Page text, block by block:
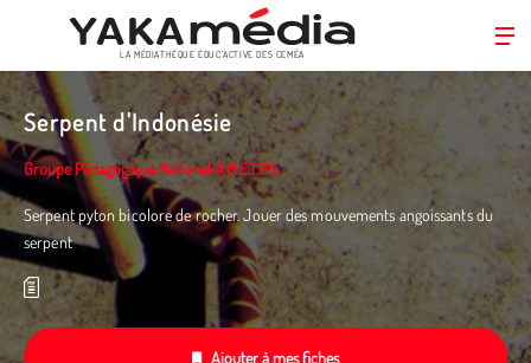
Aller
au
contenu
principal
LA MÉDIATHÈQUE ÉDUC’ACTIVE DES CEMÉA
Serpent d'Indonésie
Groupe Pédagogique National A.M.E.T.P.S.
Serpent pyton bicolore de rocher. Jouer des mouvements angoissants du
serpent
Ajouter à mes fiches